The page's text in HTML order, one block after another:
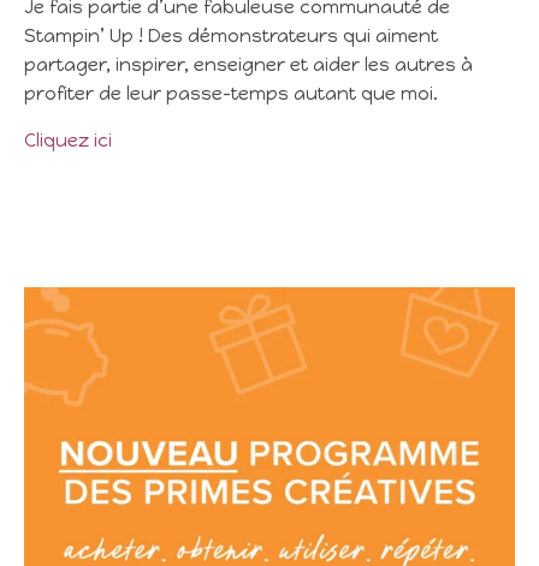
Je fais partie d’une fabuleuse communauté de
Stampin’ Up ! Des démonstrateurs qui aiment
partager, inspirer, enseigner et aider les autres à
profiter de leur passe-temps autant que moi.
Cliquez ici